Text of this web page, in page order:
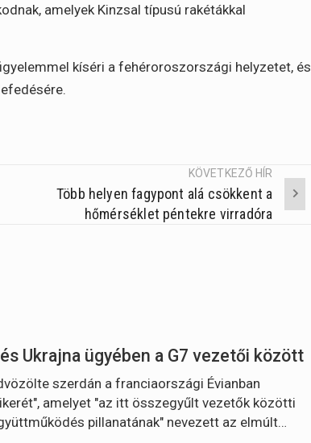
amelyek Kinzsal típusú rakétákkal
kíséri a fehéroroszországi helyzetet, és
KÖVETKEZŐ HÍR
Több helyen fagypont alá csökkent a
hőmérséklet péntekre virradóra
Ukrajna ügyében a G7 vezetői között
szerdán a franciaországi Évianban
amelyet "az itt összegyűlt vezetők közötti
pillanatának" nevezett az elmúlt…